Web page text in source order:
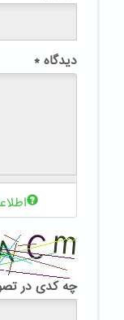
دیدگاه *
چه کدی در